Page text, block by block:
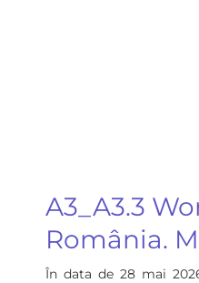
A3_A3.3
România.
În data de 28 mai